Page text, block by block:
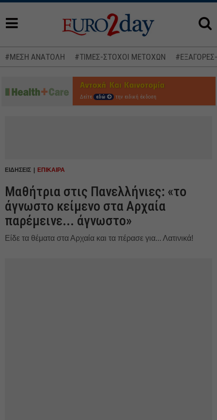
#ΜΕΣΗ ΑΝΑΤΟΛΗ #ΤΙΜΕΣ-ΣΤΟΧΟΙ ΜΕΤΟΧΩΝ
Δείτε εδώ την ειδική έκδοση
ΕΙΔΗΣΕΙΣ ΕΠΙΚΑΙΡΑ
Μαθήτρια στις Πανελλήνιες: «το
άγνωστο κείμενο στα Αρχαία
παρέμεινε... άγνωστο»
Είδε τα θέματα στα Αρχαία και τα πέρασε για... Λατινικά!